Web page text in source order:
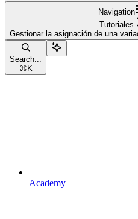
Navigation
Tutoriales
Gestionar la asignación de una
Search...
⌘ K
Academy